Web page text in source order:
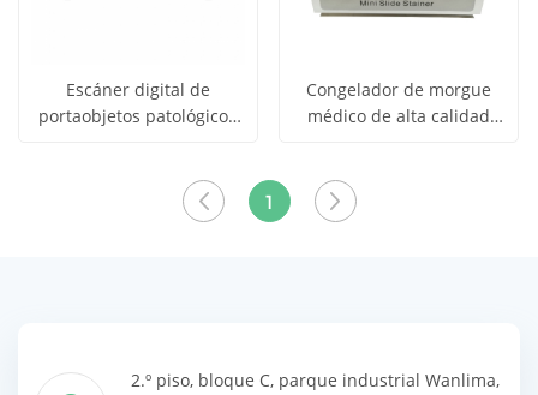
precio
Escáner digital de
portaobjetos patológicos
los
productos
Congelador de morgue
médico de alta calidad
1
2.º piso, bloque C, parque industrial Wanlima,